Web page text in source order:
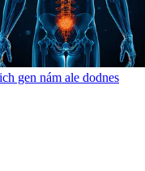
gen nám ale dodnes